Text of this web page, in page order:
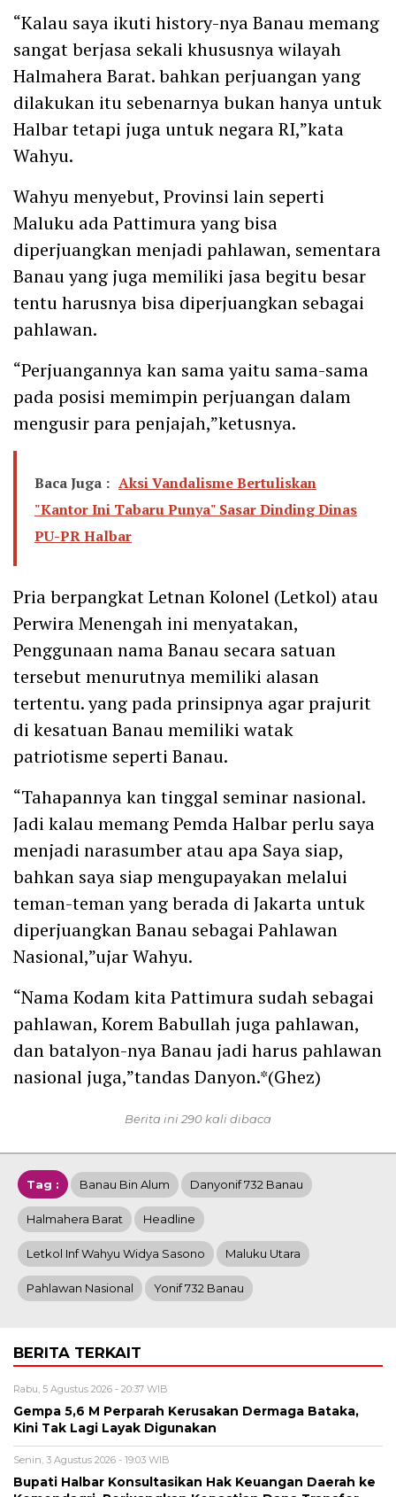
“Kalau saya ikuti history-nya Banau memang
sangat berjasa sekali khususnya wilayah
Halmahera Barat. bahkan perjuangan yang
dilakukan itu sebenarnya bukan hanya untuk
Halbar tetapi juga untuk negara RI,”kata
Wahyu.
Wahyu menyebut, Provinsi lain seperti
Maluku ada Pattimura yang bisa
diperjuangkan menjadi pahlawan, sementara
Banau yang juga memiliki jasa begitu besar
tentu harusnya bisa diperjuangkan sebagai
pahlawan.
“Perjuangannya kan sama yaitu sama-sama
pada posisi memimpin perjuangan dalam
mengusir para penjajah,”ketusnya.
Baca Juga : Aksi Vandalisme Bertuliskan
"Kantor Ini Tabaru Punya" Sasar Dinding Dinas
PU-PR Halbar
Pria berpangkat Letnan Kolonel (Letkol) atau
Perwira Menengah ini menyatakan,
Penggunaan nama Banau secara satuan
tersebut menurutnya memiliki alasan
tertentu. yang pada prinsipnya agar prajurit
di kesatuan Banau memiliki watak
patriotisme seperti Banau.
“Tahapannya kan tinggal seminar nasional.
Jadi kalau memang Pemda Halbar perlu saya
menjadi narasumber atau apa Saya siap,
bahkan saya siap mengupayakan melalui
teman-teman yang berada di Jakarta untuk
diperjuangkan Banau sebagai Pahlawan
Nasional,”ujar Wahyu.
“Nama Kodam kita Pattimura sudah sebagai
pahlawan, Korem Babullah juga pahlawan,
dan batalyon-nya Banau jadi harus pahlawan
nasional juga,”tandas Danyon.*(Ghez)
Berita ini 290 kali dibaca
Tag : Banau Bin Alum Danyonif 732 Banau
Halmahera Barat Headline
Letkol Inf Wahyu Widya Sasono Maluku Utara
Pahlawan Nasional Yonif 732 Banau
BERITA TERKAIT
Rabu, 5 Agustus 2026 - 20:37 WIB
Gempa 5,6 M Perparah Kerusakan Dermaga Bataka,
Kini Tak Lagi Layak Digunakan
Senin, 3 Agustus 2026 - 19:03 WIB
Bupati Halbar Konsultasikan Hak Keuangan Daerah ke